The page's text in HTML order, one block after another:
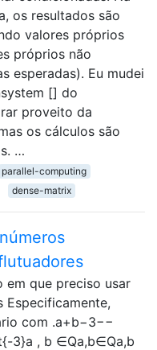
os resultados são
valores próprios
próprios não
esperadas). Eu mudei
[] do
proveito da
os cálculos são
…
parallel-computing
dense-matrix
em que preciso usar
Especificamente,
com .a+b−3−−
3}a , b ∈Qa,b∈Qa,b